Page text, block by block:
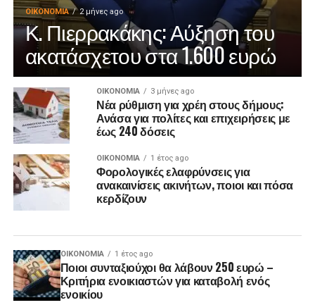
ΟΙΚΟΝΟΜΊΑ 2 μήνες ago
Κ. Πιερρακάκης: Αύξηση του
ακατάσχετου στα 1.600 ευρώ
ΟΙΚΟΝΟΜΊΑ 3 μήνες ago
Νέα ρύθμιση για χρέη στους δήμους:
Ανάσα για πολίτες και επιχειρήσεις με
έως 240 δόσεις
ΟΙΚΟΝΟΜΊΑ 1 έτος ago
Φορολογικές ελαφρύνσεις για
ανακαινίσεις ακινήτων, ποιοι και πόσα
κερδίζουν
ΟΙΚΟΝΟΜΊΑ 1 έτος ago
Ποιοι συνταξιούχοι θα λάβουν 250 ευρώ –
Κριτήρια ενοικιαστών για καταβολή ενός
ενοικίου